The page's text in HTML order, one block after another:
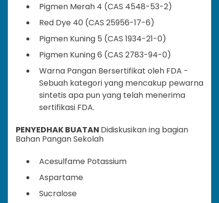
Pigmen Merah 4 (CAS 4548-53-2)
Red Dye 40 (CAS 25956-17-6)
Pigmen Kuning 5 (CAS 1934-21-0)
Pigmen Kuning 6 (CAS 2783-94-0)
Warna Pangan Bersertifikat oleh FDA -
Sebuah kategori yang mencakup pewarna
sintetis apa pun yang telah menerima
sertifikasi FDA.
PENYEDHAK BUATAN Didiskusikan ing bagian
Bahan Pangan Sekolah
Acesulfame Potassium
Aspartame
Sucralose